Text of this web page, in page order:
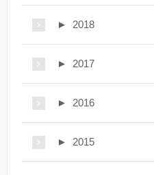
► 2018
► 2017
► 2016
► 2015